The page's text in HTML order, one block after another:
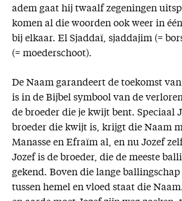
adem gaat hij twaalf zegeningen
komen al die woorden ook weer in
bij elkaar. El Sjaddaï, sjaddajim (=
(= moederschoot).
De Naam garandeert de toekomst
is in de Bijbel symbool van de
de broeder die je kwijt bent. Speciaal
broeder die kwijt is, krijgt die Naam
Manasse en Efraïm al, en nu Jozef
Jozef is de broeder, die de meeste
gekend. Boven die lange ballingschap
tussen hemel en vloed staat die